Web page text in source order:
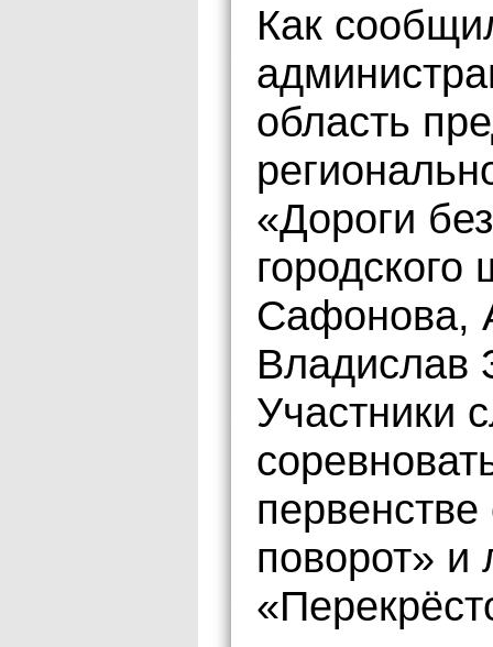
Как
область
«Дороги
Сафонова,
Владислав
Участники
поворот» и